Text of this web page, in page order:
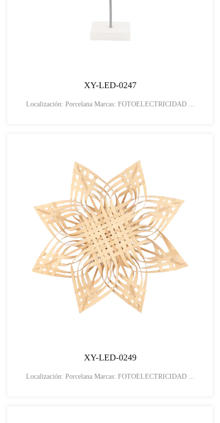
XY-LED-0247
Localización: Porcelana Marcas: FOTOELECTRICIDAD ...
XY-LED-0249
Localización: Porcelana Marcas: FOTOELECTRICIDAD ...